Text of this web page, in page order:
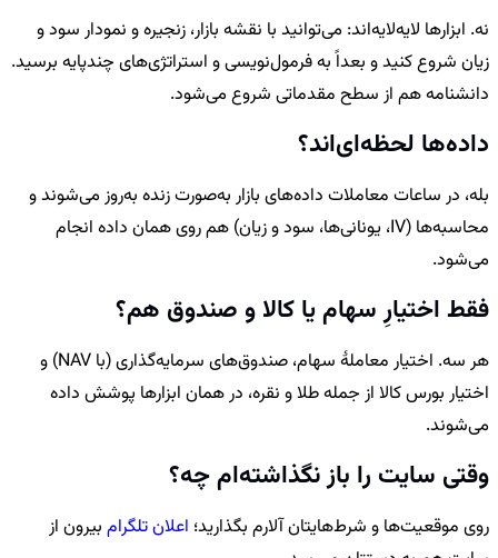
نه. ابزارها لایه‌لایه‌اند: می‌توانید با نقشه بازار، زنجیره و نمودار سود و
زیان شروع کنید و بعداً به فرمول‌نویسی و استراتژی‌های چندپایه برسید.
دانشنامه هم از سطح مقدماتی شروع می‌شود.
داده‌ها لحظه‌ای‌اند؟
بله، در ساعات معاملات داده‌های بازار به‌صورت زنده به‌روز می‌شوند و
محاسبه‌ها (IV، یونانی‌ها، سود و زیان) هم روی همان داده انجام
می‌شود.
فقط اختیارِ سهام یا کالا و صندوق هم؟
هر سه. اختیار معاملهٔ سهام، صندوق‌های سرمایه‌گذاری (با NAV) و
اختیار بورس کالا از جمله طلا و نقره، در همان ابزارها پوشش داده
می‌شوند.
وقتی سایت را باز نگذاشته‌ام چه؟
روی موقعیت‌ها و شرط‌هایتان آلارم بگذارید؛ اعلان تلگرام بیرون از